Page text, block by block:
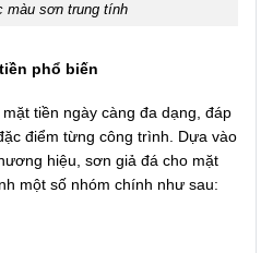
màu sơn trung tính
phổ biến
tiền ngày càng đa dạng, đáp
điểm từng công trình. Dựa vào
hiệu, sơn giả đá cho mặt
một số nhóm chính như sau: